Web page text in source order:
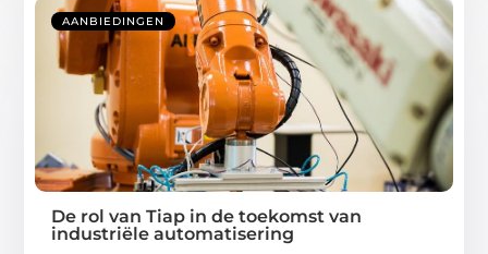
AANBIEDINGEN
De rol van Tiap in de toekomst van
industriële automatisering